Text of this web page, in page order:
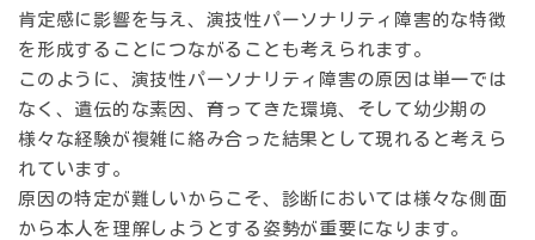
肯定感に影響を与え、演技性パーソナリティ障害的な特徴
を形成することにつながることも考えられます。
このように、演技性パーソナリティ障害の原因は単一では
なく、遺伝的な素因、育ってきた環境、そして幼少期の
様々な経験が複雑に絡み合った結果 として現れると考えら
れています。
原因の特定が難しいからこそ、診断においては様々な側面
から本人を理解しようとする姿勢が重要になります。